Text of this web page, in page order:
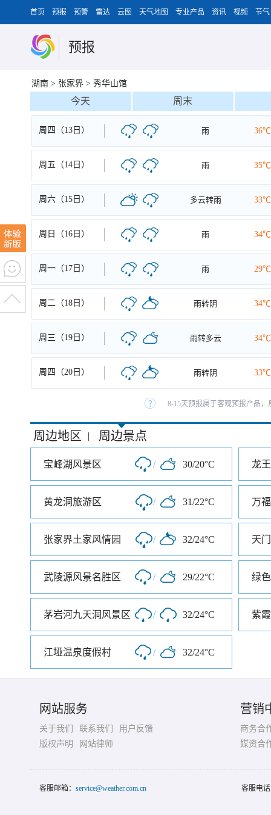
首页 预报 预警 雷达 云图 天气地图 专业产品 资讯 视频 节气
预报
湖南 > 张家界 > 秀华山馆
今天 周末
周四（13日） 雨 36℃
周五（14日） 雨 35℃
周六（15日） 多云转雨 33℃
周日（16日） 雨 34℃
周一（17日） 雨 29℃
周二（18日） 雨转阴 34℃
周三（19日） 雨转多云 34℃
周四（20日） 雨转阴 33℃
8-15天预报属于客观预报产品
周边地区 | 周边景点
宝峰湖风景区 / 30/20°C 龙
黄龙洞旅游区 / 31/22°C 万
张家界土家风情园 / 32/24°C 天
武陵源风景名胜区 / 29/22°C 绿
茅岩河九天洞风景区 / 32/24°C 紫
江垭温泉度假村 / 32/24°C
网站服务
关于我们 联系我们
用户反馈
版权声明
网站律师
营销
商务合
媒资合
客服邮箱： service@weather.com.cn 客服电